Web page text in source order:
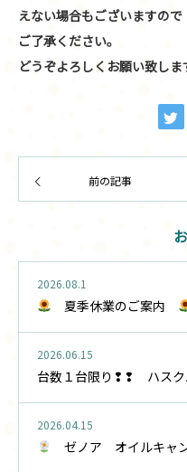
えない場合もございますので
ご了承ください。
どうぞよろしくお願い致しま
前の記事
2026.08.1
夏季休業のご案内
2026.06.15
台数１台限り❢❢ ハス
2026.04.15
ゼノア オイルキャ